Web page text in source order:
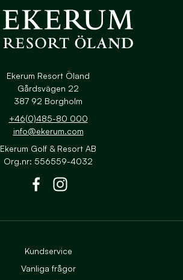
Ekerum Resort Öland
Gårdsvägen 22
387 92 Borgholm
+46(0)485-80 000
info@ekerum.com
Ekerum Golf & Resort AB
Org.nr: 556559-4032
Kundservice
Vanliga frågor